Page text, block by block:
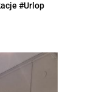
#Urlop